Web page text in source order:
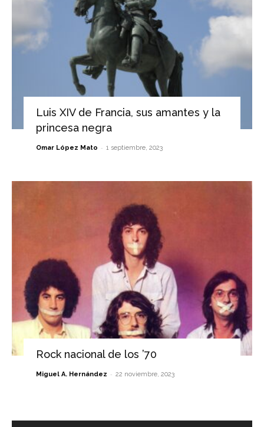
Luis XIV de Francia, sus amantes y la
princesa negra
Omar López Mato - 1 septiembre, 2023
Rock nacional de los ’70
Miguel A. Hernández - 22 noviembre, 2023